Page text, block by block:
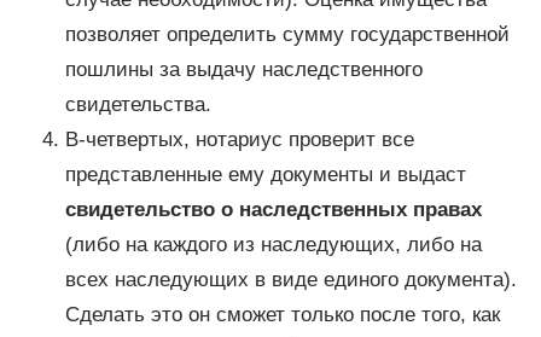
позволяет определить сумму государственной
пошлины за выдачу наследственного
свидетельства.
В-четвертых, нотариус проверит все
представленные ему документы и выдаст
свидетельство о наследственных правах
(либо на каждого из наследующих, либо на
всех наследующих в виде единого документа).
Сделать это он сможет только после того, как